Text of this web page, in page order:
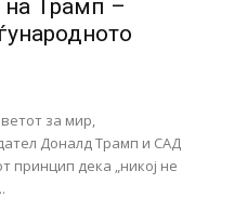
на Трамп –
за мир,
Доналд Трамп и САД
принцип дека „никој не